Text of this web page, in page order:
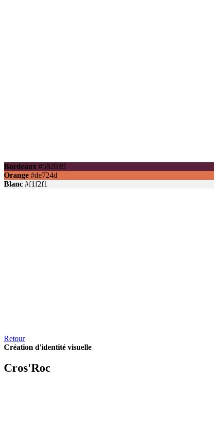
Bordeaux #582039
Orange #de724d
Blanc #f1f2f1
Retour
Création d'identité visuelle
Cros'Roc